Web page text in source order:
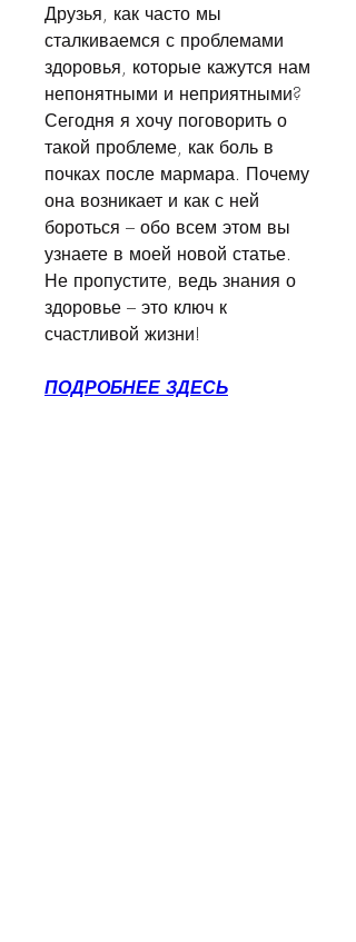
Друзья, как часто мы
сталкиваемся с проблемами
здоровья, которые кажутся нам
непонятными и неприятными?
Сегодня я хочу поговорить о
такой проблеме, как боль в
почках после мармара. Почему
она возникает и как с ней
бороться – обо всем этом вы
узнаете в моей новой статье.
Не пропустите, ведь знания о
здоровье – это ключ к
счастливой жизни!
ПОДРОБНЕЕ ЗДЕСЬ